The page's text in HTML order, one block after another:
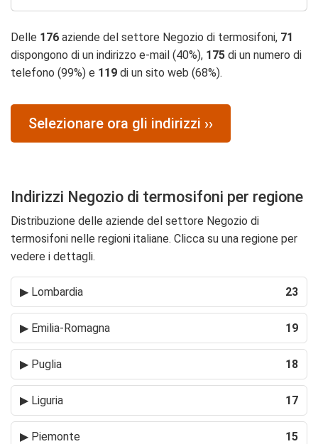
Delle 176 aziende del settore Negozio di termosifoni, 71
dispongono di un indirizzo e-mail (40%), 175 di un numero di
telefono (99%) e 119 di un sito web (68%).
Selezionare ora gli indirizzi ››
Indirizzi Negozio di termosifoni per regione
Distribuzione delle aziende del settore Negozio di
termosifoni nelle regioni italiane. Clicca su una regione per
vedere i dettagli.
▶ Lombardia 23
▶ Emilia-Romagna 19
▶ Puglia 18
▶ Liguria 17
▶ Piemonte 15